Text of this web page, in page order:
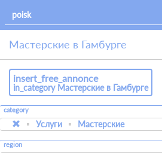
Мастерские в Гамбурге
insert_free_annonce
in_category Мастерские в Гамбурге
category
Услуги Мастерские
region